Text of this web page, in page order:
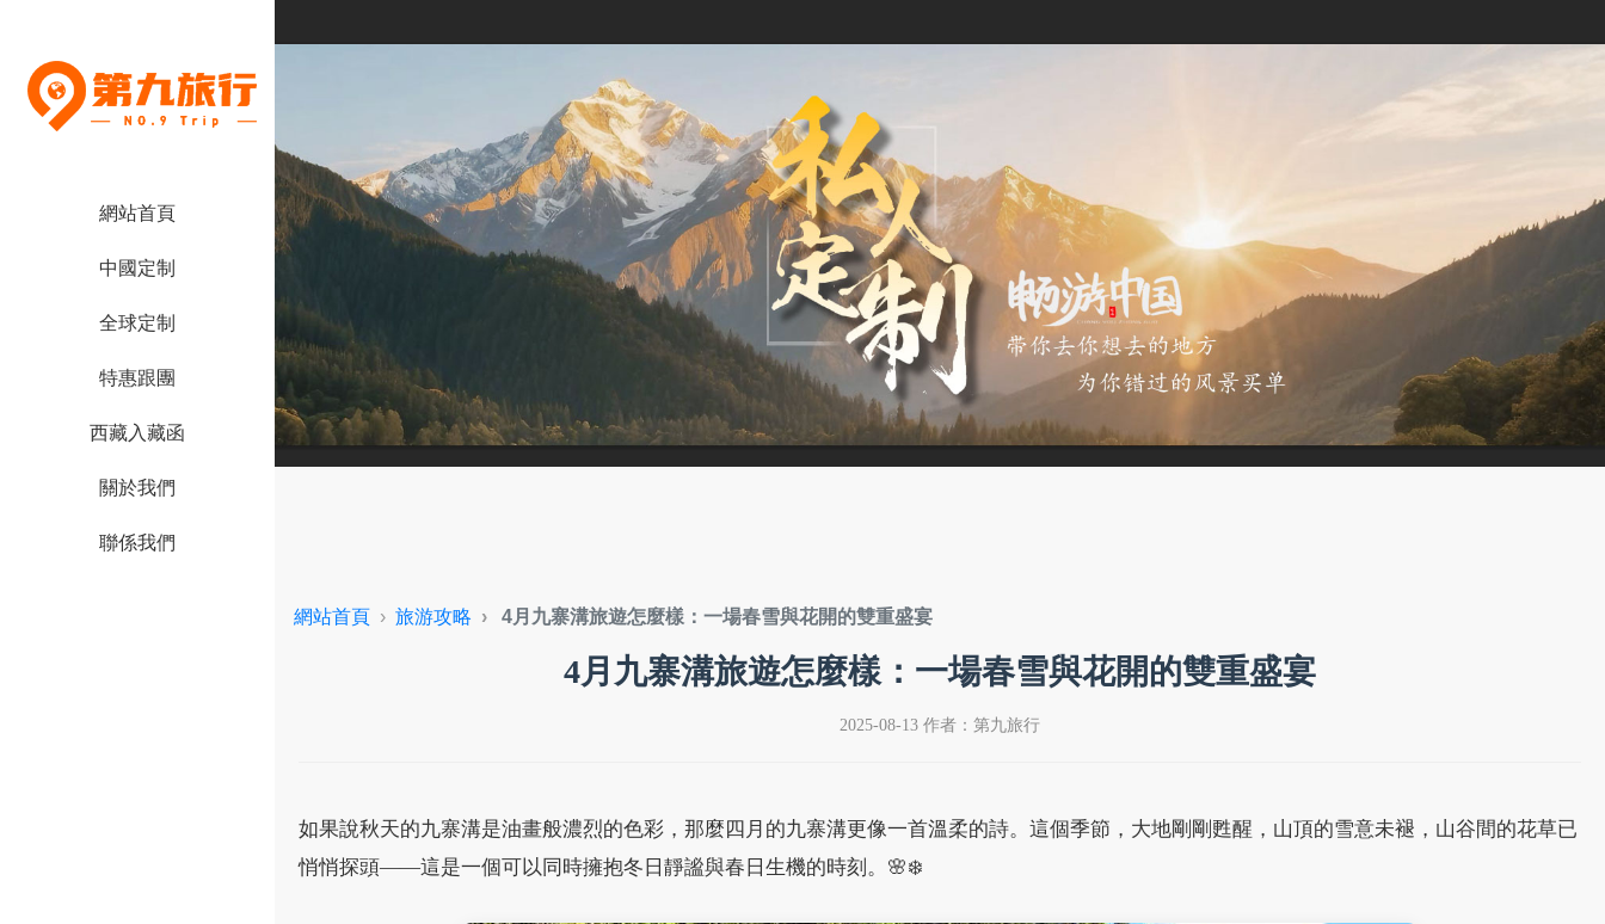
網站首頁
中國定制
全球定制
特惠跟團
西藏入藏函
關於我們
聯係我們
網站首頁 旅游攻略 4月九寨溝旅遊怎麼樣：一場春雪與花開的雙重盛宴
4月九寨溝旅遊怎麼樣：一場春雪與花開的雙重盛宴
2025-08-13 作者：第九旅行
如果說秋天的九寨溝是油畫般濃烈的色彩，那麼四月的九寨溝更像一首溫柔的詩。這個季節，大地剛剛甦醒，山頂的雪意未褪，山谷間的花草已
悄悄探頭——這是一個可以同時擁抱冬日靜謐與春日生機的時刻。🌸❄️